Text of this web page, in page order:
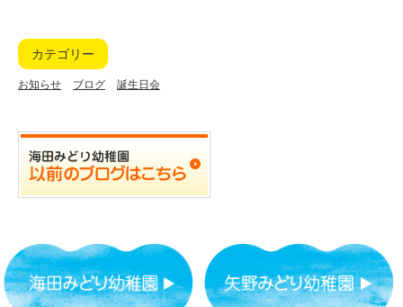
カテゴリー
お知らせ ブログ 誕生日会